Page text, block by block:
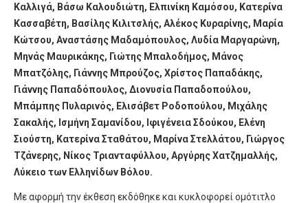
Καλλιγά, Βάσω Καλουδιώτη, Ελπινίκη Καμόσου, Κατερίνα
Κασσαβέτη, Βασίλης Κιλιτσλής, Αλέκος Κυραρίνης, Μαρία
Κώτσου, Αναστάσης Μαδαμόπουλος, Λυδία Μαργαρώνη,
Μηνάς Μαυρικάκης, Γιώτης Μπαλοδήμος, Μάνος
Μπατζόλης, Γιάννης Μπρούζος, Χρίστος Παπαδάκης,
Γιάννης Παπαδόπουλος, Διονυσία Παπαδοπούλου,
Μπάμπης Πυλαρινός, Ελισάβετ Ροδοπούλου, Μιχάλης
Σακαλής, Ισμήνη Σαμανίδου, Ιφιγένεια Σδούκου, Ελένη
Σιούστη, Κατερίνα Σταθάτου, Μαρίνα Στελλάτου, Γιώργος
Τζάνερης, Νίκος Τριανταφύλλου, Αργύρης Χατζημαλλής,
Λύκειο των Ελληνίδων Βόλου.
Με αφορμή την έκθεση εκδόθηκε και κυκλοφορεί ομότιτλο